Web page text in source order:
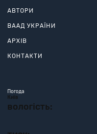
АВТОРИ
ВААД УКРАЇНИ
АРХІВ
КОНТАКТИ
Погода
Київ
вологість: